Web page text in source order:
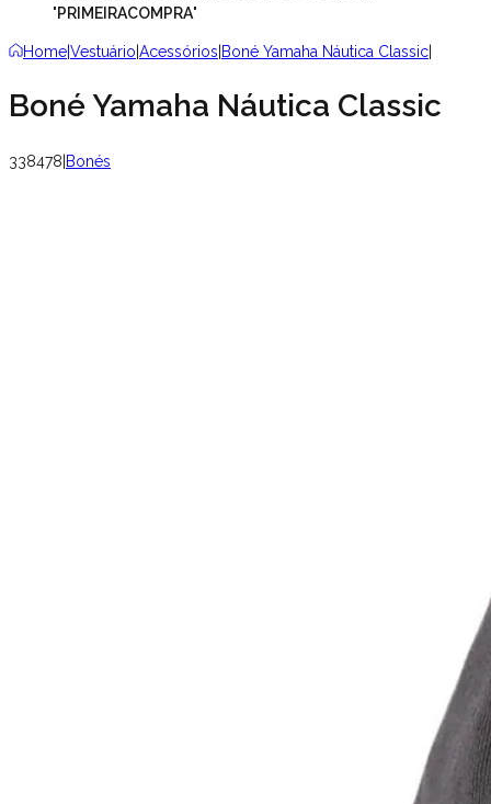
"PRIMEIRACOMPRA"
HomeVestuário Acessórios Boné Yamaha Náutica Classic
Boné Yamaha Náutica Classic
338478 Bonés